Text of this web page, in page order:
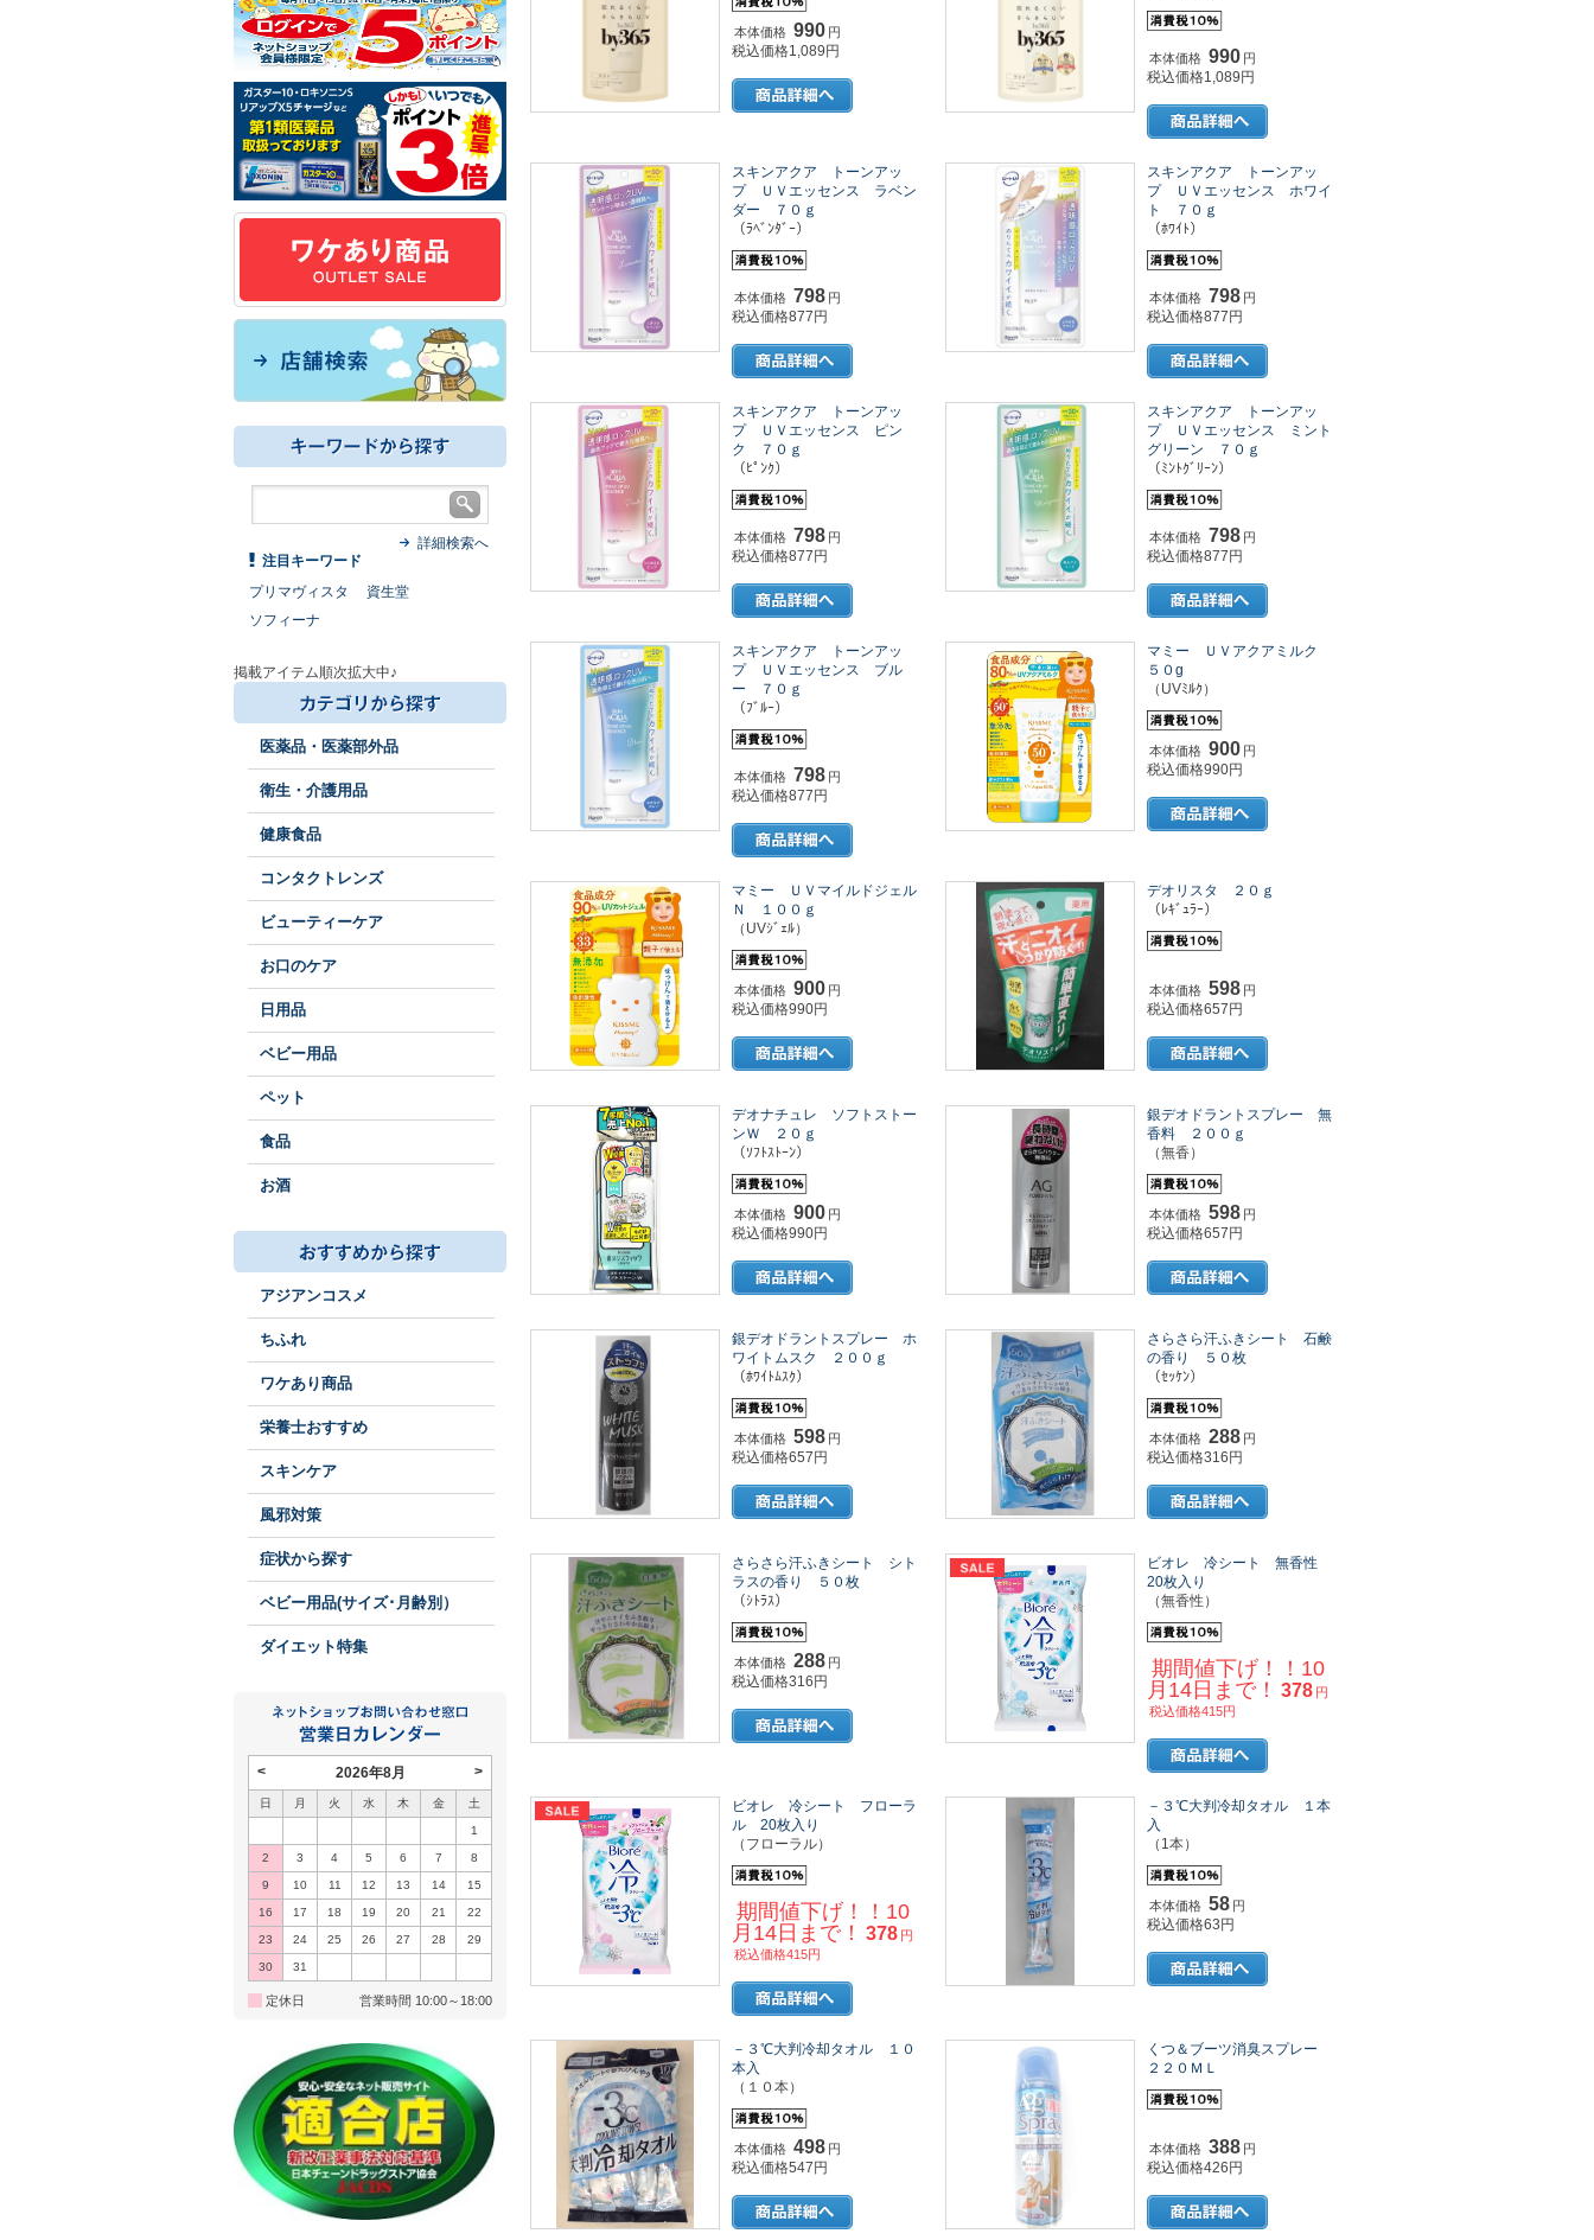
本体価格 990 円
税込価格1,089円 本体価格 990 円
税込価格1,089円
スキンアクア トーンアッ
プ ＵＶエッセンス ラベン
ダー ７０ｇ
（ﾗﾍﾞﾝﾀﾞｰ）
本体価格 798 円
税込価格877円
スキンアクア トーンアッ
プ ＵＶエッセンス ホワイ
ト ７０ｇ
（ﾎﾜｲﾄ）
本体価格 798 円
税込価格877円
スキンアクア トーンアッ
プ ＵＶエッセンス ピン
ク ７０ｇ
（ﾋﾟﾝｸ）
本体価格 798 円
税込価格877円
スキンアクア トーンアッ
プ ＵＶエッセンス ミント
グリーン ７０ｇ
（ﾐﾝﾄｸﾞﾘｰﾝ）
本体価格 798 円
税込価格877円
スキンアクア トーンアッ
プ ＵＶエッセンス ブル
ー ７０ｇ
（ﾌﾞﾙｰ）
本体価格 798 円
税込価格877円
マミー ＵＶアクアミルク
５０g
（UVﾐﾙｸ）
本体価格 900 円
税込価格990円
マミー ＵＶマイルドジェル
Ｎ １００ｇ
（UVｼﾞｪﾙ）
本体価格 900 円
税込価格990円
デオリスタ ２０ｇ
（ﾚｷﾞｭﾗｰ）
本体価格 598 円
税込価格657円
デオナチュレ ソフトストー
ンＷ ２０ｇ
（ｿﾌﾄｽﾄｰﾝ）
本体価格 900 円
税込価格990円
銀デオドラントスプレー 無
香料 ２００ｇ
（無香）
本体価格 598 円
税込価格657円
銀デオドラントスプレー ホ
ワイトムスク ２００ｇ
（ﾎﾜｲﾄﾑｽｸ）
本体価格 598 円
税込価格657円
さらさら汗ふきシート 石鹸
の香り ５０枚
（ｾｯｹﾝ）
本体価格 288 円
税込価格316円
さらさら汗ふきシート シト
ラスの香り ５０枚
（ｼﾄﾗｽ）
本体価格 288 円
税込価格316円
ビオレ 冷シート 無香性
20枚入り
（無香性）
期間値下げ！！10
月14日まで！
378 円
税込価格415円
ビオレ 冷シート フローラ
ル 20枚入り
（フローラル）
期間値下げ！！10
月14日まで！
378 円
税込価格415円
－３℃大判冷却タオル １本
入
（1本）
本体価格 58 円
税込価格63円
－３℃大判冷却タオル １０
本入
（１０本）
本体価格 498 円
税込価格547円
くつ＆ブーツ消臭スプレー
２２０ＭＬ
本体価格 388 円
税込価格426円
詳細検索へ
注目キーワード
プリマヴィスタ
資生堂
ソフィーナ
掲載アイテム順次拡大中♪
医薬品・医薬部外品
衛生・介護用品
健康食品
コンタクトレンズ
ビューティーケア
お口のケア
日用品
ベビー用品
ペット
食品
お酒
アジアンコスメ
ちふれ
ワケあり商品
栄養士おすすめ
スキンケア
風邪対策
症状から探す
ベビー用品(サイズ･月齢別）
ダイエット特集
< >
2026年8月
日 月 火 水 木 金 土
1
2 3 4 5 6 7 8
9 10 11 12 13 14 15
16 17 18 19 20 21 22
23 24 25 26 27 28 29
30 31
定休日 営業時間 10:00～18:00